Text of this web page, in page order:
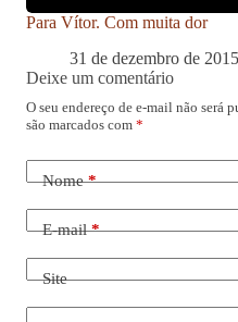
Para Vítor. Com muita dor
31 de dezembro de 2015
Deixe um comentário
O seu endereço de e-mail não será
são marcados com *
Nome*
E-mail*
Site